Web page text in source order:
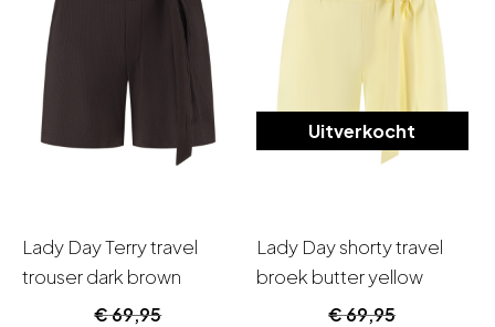
Lady Day Terry travel
trouser dark brown
€69,95
Oorspronkelijke
Huidige
Uitverkocht
Lady Day shorty travel
broek butter yellow
€69,95
Huidige